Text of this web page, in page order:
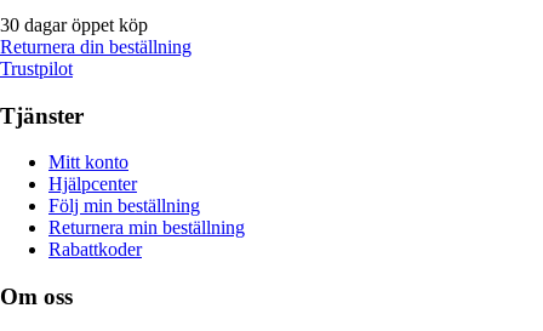
30 dagar öppet köp
Returnera din beställning
Trustpilot
Tjänster
Mitt konto
Hjälpcenter
Följ min beställning
Returnera min beställning
Rabattkoder
Om oss